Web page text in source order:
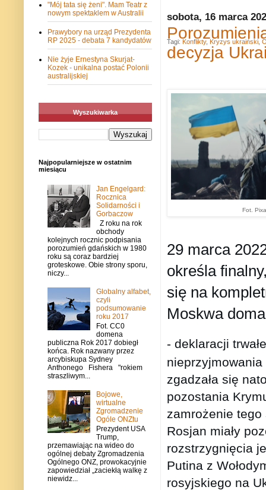
sobota, 16 marca
decyzja
Fot.
29 marca
określa
się na
Moskwa
- deklaracji
zgadzała się
pozostania
zamrożenie tego
Rosjan miały
rozstrzygnięcia
Putina z
rosyjskiego na
Tagi: Konflikty, Kryzys ukraiński
"Mój tata się żeni". Mam Teatr z
nowym spektaklem w Australii
Prawybory na urząd Prezydenta
RP 2025 - debata 7 kandydatów
Nie żyje Ernestyna Skurjat-
Kozek - unikalna postać Polonii
australijskiej
Wyszukiwarka
Najpopularniejsze w ostatnim
miesiącu
Jan Engelgard:
Rocznica
Solidarności i
Gorbaczow
Z roku na rok
obchody
kolejnych rocznic podpisania
porozumień gdańskich w 1980
roku są coraz bardziej
groteskowe. Obie strony sporu,
niczy...
Globalny alfabet,
czyli
podsumowanie
roku 2017
Fot. CC0
domena
publiczna Rok 2017 dobiegł
końca. Rok nazwany przez
arcybiskupa Sydney
Anthonego Fishera "rokiem
straszliwym...
Bojowe,
wirtualne
Zgromadzenie
Ogóle ONZtu
Prezydent USA
Trump,
przemawiając na wideo do
ogólnej debaty Zgromadzenia
Ogólnego ONZ, prowokacyjnie
zapowiedział „zaciekłą walkę z
niewidz...